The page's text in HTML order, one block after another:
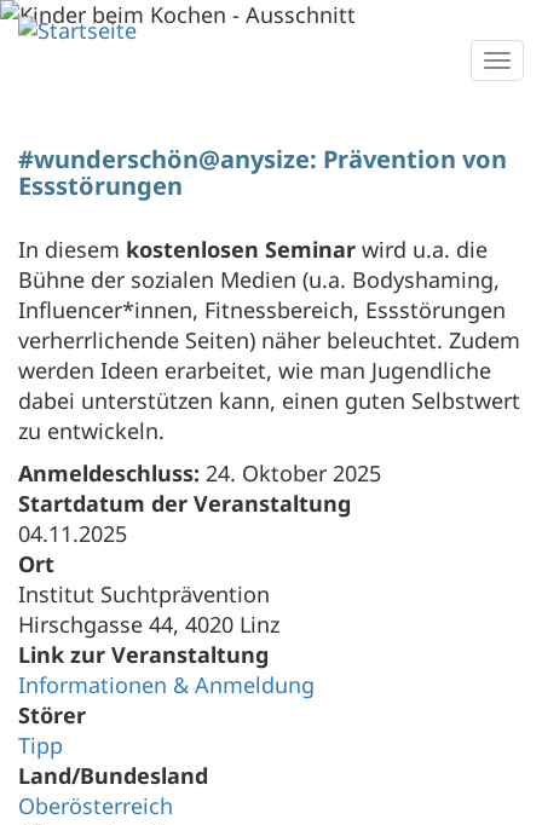
Direkt
zum
#wunderschön@anysize: Prävention von
Essstörungen
In diesem kostenlosen Seminar wird u.a. die
Bühne der sozialen Medien (u.a. Bodyshaming,
Influencer*innen, Fitnessbereich, Essstörungen
verherrlichende Seiten) näher beleuchtet. Zudem
werden Ideen erarbeitet, wie man Jugendliche
dabei unterstützen kann, einen guten Selbstwert
zu entwickeln.
Anmeldeschluss: 24. Oktober 2025
Startdatum der Veranstaltung
04.11.2025
Ort
Institut Suchtprävention
Hirschgasse 44, 4020 Linz
Link zur Veranstaltung
Informationen & Anmeldung
Störer
Tipp
Land/Bundesland
Oberösterreich